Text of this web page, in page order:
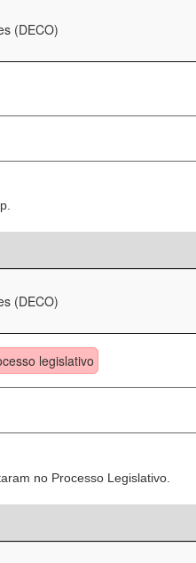
(DECO)
(DECO)
legislativo
no Processo Legislativo.